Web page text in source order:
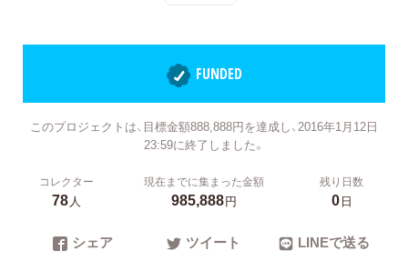
FUNDED
このプロジェクトは、目標金額888,888円を達成し、2016年1月12日
23:59に終了しました。
コレクター
78人
現在までに集まった金額
985,888円
残り日数
0日
シェア ツイート LINEで送る